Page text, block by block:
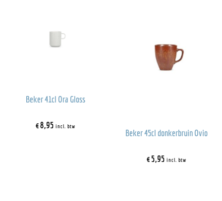
Beker 41cl Ora Gloss
€8,95 incl. btw
Beker 45cl donkerbruin Ovio
€5,95 incl. btw